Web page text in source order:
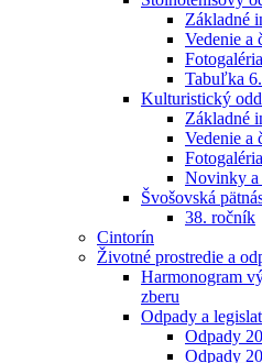
Základné
Vedenie a
Fotogaléria
Tabuľka
Kulturistický
Základné
Vedenie a
Fotogaléria
Novinky a
Švošovská
38. ročník
Cintorín
Životné prostredie a
Harmonogram
zberu
Odpady a
Odpady
Odpady